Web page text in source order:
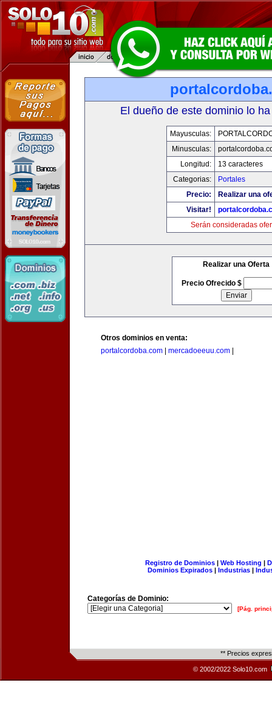
El dueño de este dominio lo
Mayusculas:
Minusculas:
Longitud:
13 caracteres
Categorias:
Portales
Precio:
Realizar una
Visitar!
Serán consideradas
Realizar una Oferta
Precio Ofrecido $
Otros dominios en venta:
portalcordoba.com
mercadoeeuu.com
Registro de Dominios| Web Hosting |
Dominios Expirados | Industrias |
Categorías de Dominio:
[Pág.
** Precios
© 2002/2022 Solo10.com